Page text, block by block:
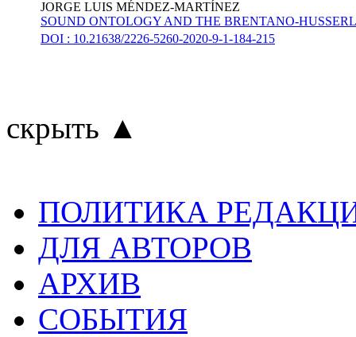
JORGE LUIS MÉNDEZ-MARTÍNEZ
SOUND ONTOLOGY AND THE BRENTANO-
DOI : 10.21638/2226-5260-2020-9-1-184-215
скрыть ▲
ПОЛИТИКА
ДЛЯ АВТОРОВ
АРХИВ
СОБЫТИЯ